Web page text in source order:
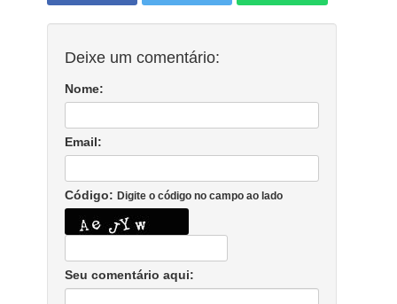
Deixe um comentário:
Nome:
Email:
Código: Digite o código no campo ao lado
Seu comentário aqui: